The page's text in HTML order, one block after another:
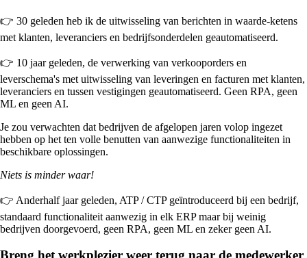
👉 30 geleden heb ik de uitwisseling van berichten in waarde-ketens
met klanten, leveranciers en bedrijfsonderdelen geautomatiseerd.
👉 10 jaar geleden, de verwerking van verkooporders en
leverschema's met uitwisseling van leveringen en facturen met klanten,
leveranciers en tussen vestigingen geautomatiseerd. Geen RPA, geen
ML en geen AI.
Je zou verwachten dat bedrijven de afgelopen jaren volop ingezet
hebben op het ten volle benutten van aanwezige functionaliteiten in
beschikbare oplossingen.
Niets is minder waar!
👉 Anderhalf jaar geleden, ATP / CTP geïntroduceerd bij een bedrijf,
standaard functionaliteit aanwezig in elk ERP maar bij weinig
bedrijven doorgevoerd, geen RPA, geen ML en zeker geen AI.
Breng het werkplezier weer terug naar de medewerker